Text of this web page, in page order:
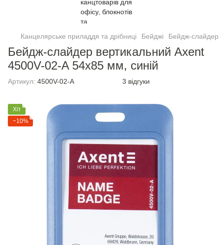
Канцелярське приладдя та дрібниці Бейджі Бейдж-слайдер
Бейдж-слайдер вертикальний Axent
4500V-02-A 54x85 мм, синій
Артикул: 4500V-02-A 3 відгуки
Хіт
−10%